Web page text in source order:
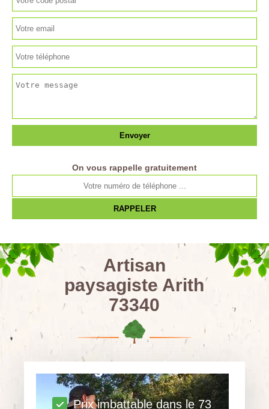
abattage toute hauteur
Prix imbattable dans le 73
On vous rappelle gratuitement
Artisan
paysagiste Arith
73340